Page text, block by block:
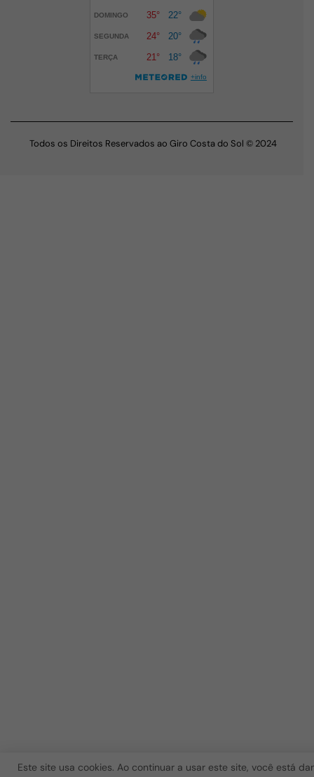
Todos os Direitos Reservados ao Giro Costa do Sol © 2024
Este site usa cookies. Ao continuar a usar este site, você está